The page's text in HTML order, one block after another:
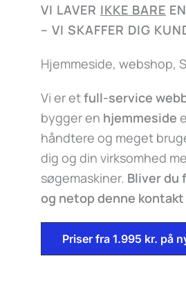
VI LAVER IKKE BARE
– VI SKAFFER DIG
Hjemmeside, webshop,
Vi er etfull-service
bygger en hjemmeside
håndtere og meget
dig og din virksomhed
søgemaskiner. Bliver du
og netop denne
Priser fra 1.995 kr. på